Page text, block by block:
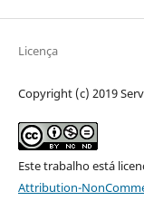
Licença
Copyright (c) 2019
Este trabalho está
Attribution-